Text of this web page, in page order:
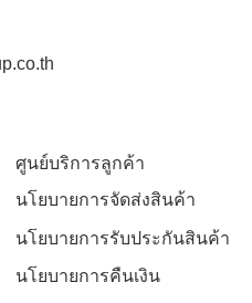
ศูนย์บริการลูกค้า
นโยบายการจัดส่งสินค้า
นโยบายการรับประกันสินค้า
นโยบายการคืนเงิน